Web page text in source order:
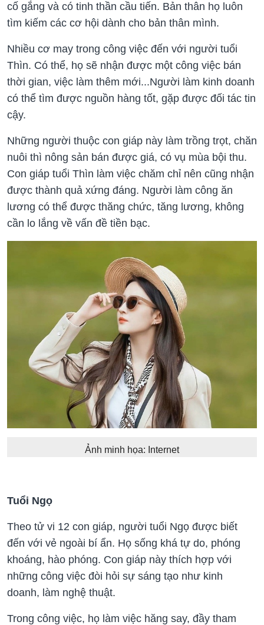
cố gắng và có tinh thần cầu tiến. Bản thân họ luôn
tìm kiếm các cơ hội dành cho bản thân mình.
Nhiều cơ may trong công việc đến với người tuổi
Thìn. Có thể, họ sẽ nhận được một công việc bán
thời gian, việc làm thêm mới...Người làm kinh doanh
có thể tìm được nguồn hàng tốt, gặp được đối tác tin
cậy.
Những người thuộc con giáp này làm trồng trọt, chăn
nuôi thì nông sản bán được giá, có vụ mùa bội thu.
Con giáp tuổi Thìn làm việc chăm chỉ nên cũng nhận
được thành quả xứng đáng. Người làm công ăn
lương có thể được thăng chức, tăng lương, không
cần lo lắng về vấn đề tiền bạc.
Ảnh minh họa: Internet
Tuổi Ngọ
Theo tử vi 12 con giáp, người tuổi Ngọ được biết
đến với vẻ ngoài bí ẩn. Họ sống khá tự do, phóng
khoáng, hào phóng. Con giáp này thích hợp với
những công việc đòi hỏi sự sáng tạo như kinh
doanh, làm nghệ thuật.
Trong công việc, họ làm việc hăng say, đầy tham